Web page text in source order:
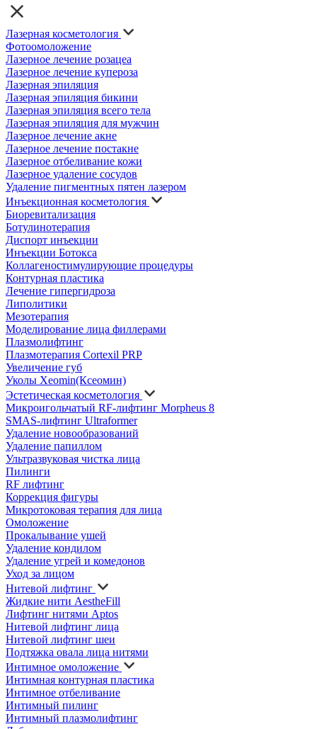
Лазерная косметология
Фотоомоложение
Лазерное лечение розацеа
Лазерное лечение купероза
Лазерная эпиляция
Лазерная эпиляция бикини
Лазерная эпиляция всего тела
Лазерная эпиляция для мужчин
Лазерное лечение акне
Лазерное лечение постакне
Лазерное отбеливание кожи
Лазерное удаление сосудов
Удаление пигментных пятен лазером
Инъекционная косметология
Биоревитализация
Ботулинотерапия
Диспорт инъекции
Инъекции Ботокса
Коллагеностимулирующие процедуры
Контурная пластика
Лечение гипергидроза
Липолитики
Мезотерапия
Моделирование лица филлерами
Плазмолифтинг
Плазмотерапия Cortexil PRP
Увеличение губ
Уколы Xeomin(Ксеомин)
Эстетическая косметология
Микроигольчатый RF-лифтинг Morpheus 8
SMAS-лифтинг Ultraformer
Удаление новообразований
Удаление папиллом
Ультразвуковая чистка лица
Пилинги
RF лифтинг
Коррекция фигуры
Микротоковая терапия для лица
Омоложение
Прокалывание ушей
Удаление кондилом
Удаление угрей и комедонов
Уход за лицом
Нитевой лифтинг
Жидкие нити AestheFill
Лифтинг нитями Aptos
Нитевой лифтинг лица
Нитевой лифтинг шеи
Подтяжка овала лица нитями
Интимное омоложение
Интимная контурная пластика
Интимное отбеливание
Интимный пилинг
Интимный плазмолифтинг